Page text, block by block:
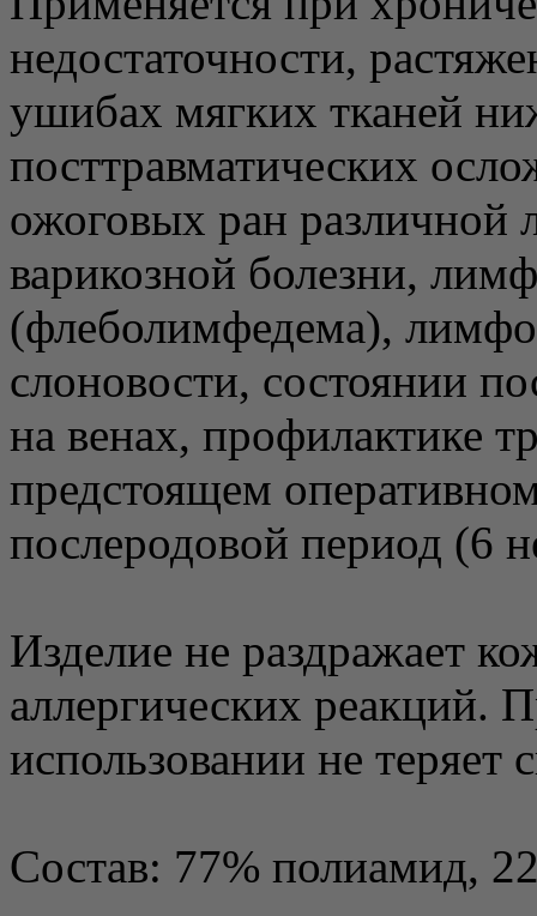
недостаточности,
ушибах мягких тканей
посттравматических
ожоговых ран различной
варикозной болезни,
(флеболимфедема),
слоновости, состоянии
на венах, профилактике
предстоящем
послеродовой период (6
Изделие не раздражает
аллергических реакций.
использовании не теряет
Состав: 77% полиамид,